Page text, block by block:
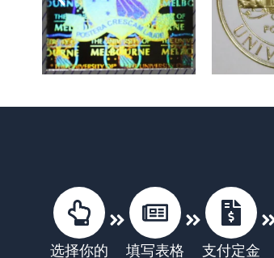
选择你的
填写表格
支付定金